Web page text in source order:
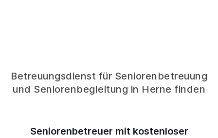
Betreuungsdienst für Seniorenbetreuung
und Seniorenbegleitung in Herne finden
Seniorenbetreuer mit kostenloser